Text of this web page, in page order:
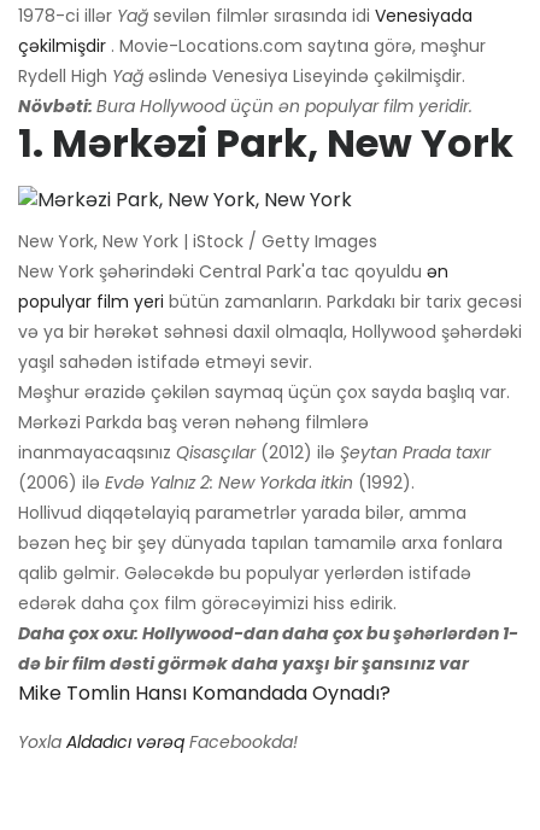
1978-ci illər Yağ sevilən filmlər sırasında idi Venesiyada
çəkilmişdir . Movie-Locations.com saytına görə, məşhur
Rydell High Yağ əslində Venesiya Liseyində çəkilmişdir.
Növbəti: Bura Hollywood üçün ən populyar film yeridir.
1. Mərkəzi Park, New York
New York, New York | iStock / Getty Images
New York şəhərindəki Central Park'a tac qoyuldu ən
populyar film yeri bütün zamanların. Parkdakı bir tarix gecəsi
və ya bir hərəkət səhnəsi daxil olmaqla, Hollywood şəhərdəki
yaşıl sahədən istifadə etməyi sevir.
Məşhur ərazidə çəkilən saymaq üçün çox sayda başlıq var.
Mərkəzi Parkda baş verən nəhəng filmlərə
inanmayacaqsınız Qisasçılar(2012) ilə Şeytan Prada taxır
(2006) ilə Evdə Yalnız 2: New Yorkda itkin (1992).
Hollivud diqqətəlayiq parametrlər yarada bilər, amma
bəzən heç bir şey dünyada tapılan tamamilə arxa fonlara
qalib gəlmir. Gələcəkdə bu populyar yerlərdən istifadə
edərək daha çox film görəcəyimizi hiss edirik.
Daha çox oxu: Hollywood-dan daha çox bu şəhərlərdən 1-
də bir film dəsti görmək daha yaxşı bir şansınız var
Mike Tomlin Hansı Komandada Oynadı?
Yoxla Aldadıcı vərəq Facebookda!